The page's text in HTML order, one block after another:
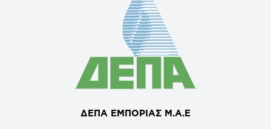
ΔΕΠΑ ΕΜΠΟΡΙΑΣ Μ.Α.Ε